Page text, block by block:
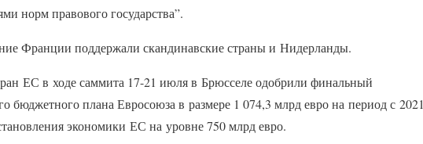
норм правового государства”.
Франции поддержали скандинавские страны и Нидерланды.
ЕС в ходе саммита 17-21 июля в Брюсселе одобрили финальный
бюджетного плана Евросоюза в размере 1 074,3 млрд евро на период с 2021
экономики ЕС на уровне 750 млрд евро.